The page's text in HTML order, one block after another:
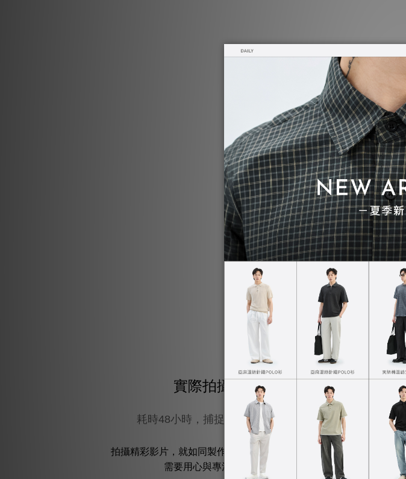
實際拍攝
耗時48小時，捕捉最美畫面
拍攝精彩影片，就如同製作超級重磅TEE，
需要用心與專注。